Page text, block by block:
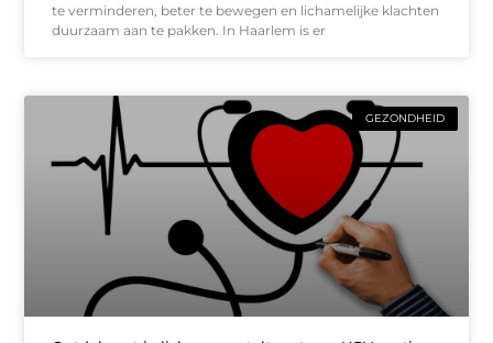
te verminderen, beter te bewegen en lichamelijke klachten
duurzaam aan te pakken. In Haarlem is er
GEZONDHEID